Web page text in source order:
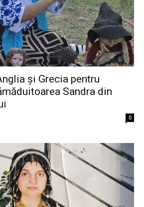
și Grecia pentru
Sandra din
0